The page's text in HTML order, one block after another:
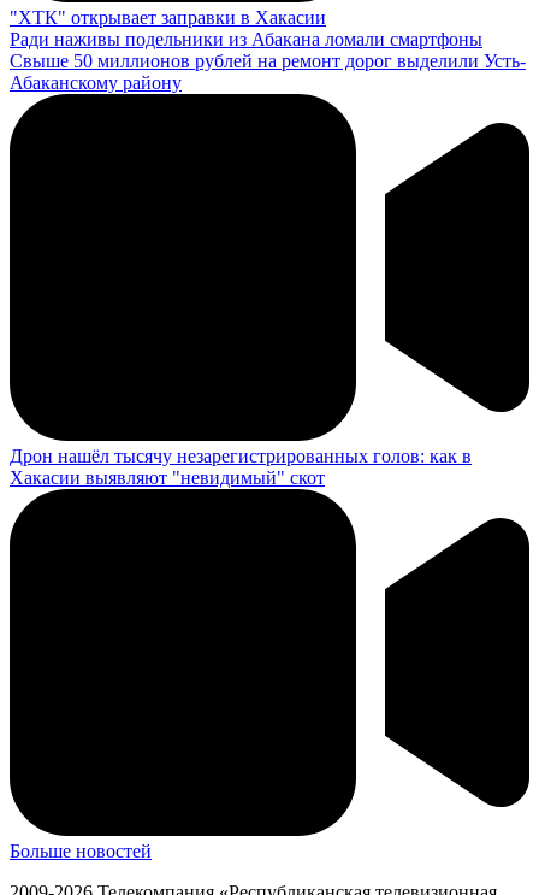
"ХТК" открывает заправки в Хакасии
Ради наживы подельники из Абакана ломали смартфоны
Свыше 50 миллионов рублей на ремонт дорог выделили Усть-
Абаканскому району
Дрон нашёл тысячу незарегистрированных голов: как в
Хакасии выявляют "невидимый" скот
Больше новостей